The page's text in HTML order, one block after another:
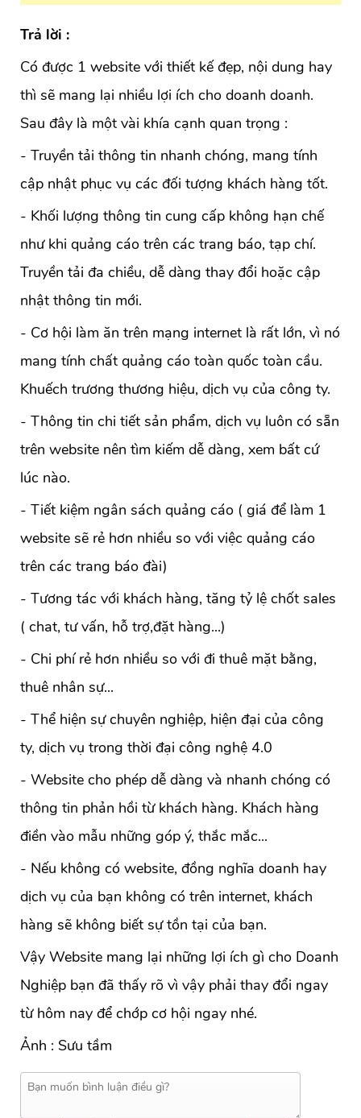
Trả lời :
Có được 1 website với thiết kế đẹp, nội dung hay
thì sẽ mang lại nhiều lợi ích cho doanh doanh.
Sau đây là một vài khía cạnh quan trọng :
- Truyền tải thông tin nhanh chóng, mang tính
cập nhật phục vụ các đối tượng khách hàng tốt.
- Khối lượng thông tin cung cấp không hạn chế
như khi quảng cáo trên các trang báo, tạp chí.
Truyền tải đa chiều, dễ dàng thay đổi hoặc cập
nhật thông tin mới.
- Cơ hội làm ăn trên mạng internet là rất lớn, vì nó
mang tính chất quảng cáo toàn quốc toàn cầu.
Khuếch trương thương hiệu, dịch vụ của công ty.
- Thông tin chi tiết sản phẩm, dịch vụ luôn có sẵn
trên website nên tìm kiếm dễ dàng, xem bất cứ
lúc nào.
- Tiết kiệm ngân sách quảng cáo ( giá để làm 1
website sẽ rẻ hơn nhiều so với việc quảng cáo
trên các trang báo đài)
- Tương tác với khách hàng, tăng tỷ lệ chốt sales
( chat, tư vấn, hỗ trợ,đặt hàng...)
- Chi phí rẻ hơn nhiều so với đi thuê mặt bằng,
thuê nhân sự...
- Thể hiện sự chuyên nghiệp, hiện đại của công
ty, dịch vụ trong thời đại công nghệ 4.0
- Website cho phép dễ dàng và nhanh chóng có
thông tin phản hồi từ khách hàng. Khách hàng
điền vào mẫu những góp ý, thắc mắc...
- Nếu không có website, đồng nghĩa doanh hay
dịch vụ của bạn không có trên internet, khách
hàng sẽ không biết sự tồn tại của bạn.
Vậy Website mang lại những lợi ích gì cho Doanh
Nghiệp bạn đã thấy rõ vì vậy phải thay đổi ngay
từ hôm nay để chớp cơ hội ngay nhé.
Ảnh : Sưu tầm